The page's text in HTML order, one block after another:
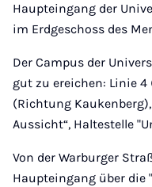
Haupteingang der
im Erdgeschoss des
Der Campus der
gut zu ereichen: Linie
(Richtung
Aussicht“, Haltestelle
Von der Warburger
Haupteingang über die